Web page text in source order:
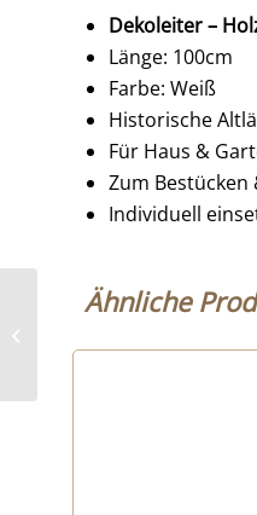
Dekoleiter –
Länge: 100cm
Farbe: Weiß
Historische
Für Haus &
Zum Bestücken
Individuell
Ähnliche
Deko Leiter –
Holzleiter – Dekoleiter